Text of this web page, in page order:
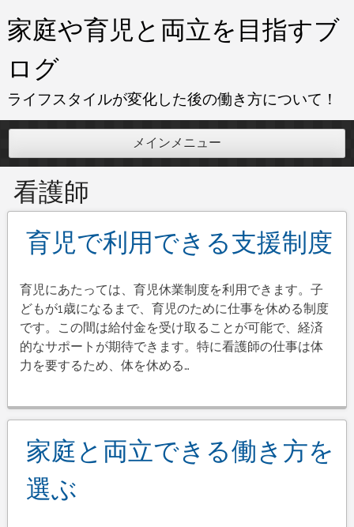
コ
ン
ツ
ス
ッ
家庭や育児と両立を目指すブ
ログ
ライフスタイルが変化した後の働き方について！
メインメニュー
看護師
育児で利用できる支援制度
育児にあたっては、育児休業制度を利用できます。子
どもが1歳になるまで、育児のために仕事を休める制度
です。この間は給付金を受け取ることが可能で、経済
的なサポートが期待できます。特に看護師の仕事は体
力を要するため、体を休める…
家庭と両立できる働き方を
選ぶ